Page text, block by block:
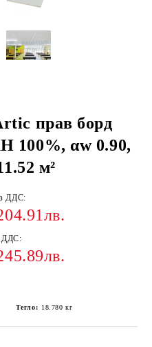
прав борд
100%, αw 0.90,
м²
ДДС:
ДДС:
Тегло: 18.780 кг